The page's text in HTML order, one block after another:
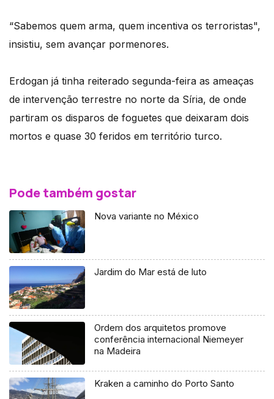
“Sabemos quem arma, quem incentiva os terroristas",
insistiu, sem avançar pormenores.
Erdogan já tinha reiterado segunda-feira as ameaças
de intervenção terrestre no norte da Síria, de onde
partiram os disparos de foguetes que deixaram dois
mortos e quase 30 feridos em território turco.
Pode também gostar
Nova variante no México
Jardim do Mar está de luto
Ordem dos arquitetos promove
conferência internacional Niemeyer
na Madeira
Kraken a caminho do Porto Santo